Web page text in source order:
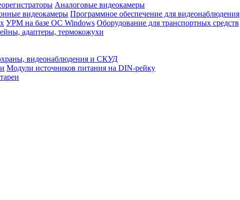
Аналоговые видеокамеры
видеокамеры Программное обеспечение для видеонаблюдения
УРМ на базе ОС Windows Оборудование для транспортных средств
адаптеры, термокожухи
видеонаблюдения и СКУД
Модули источников питания на DIN-рейку